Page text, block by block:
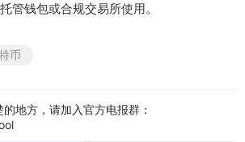
管钱包或合规交易所使用。
币
地方，请加入官方电报群：